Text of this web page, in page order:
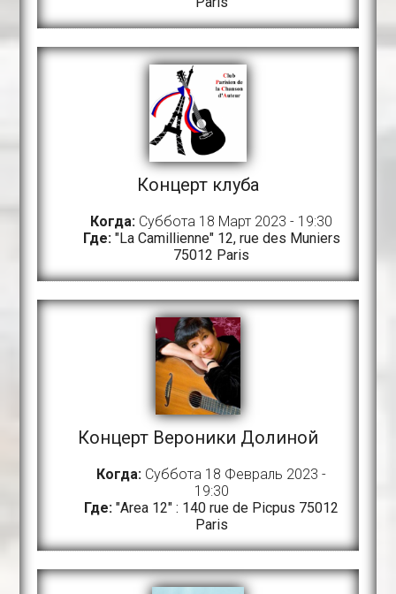
Концерт клуба
Когда: Суббота 18 Март 2023 - 19:30
Где: "La Camillienne" 12, rue des Muniers
75012 Paris
Концерт Вероники Долиной
Когда: Суббота 18 Февраль 2023 -
19:30
Где: "Area 12" : 140 rue de Picpus 75012
Paris